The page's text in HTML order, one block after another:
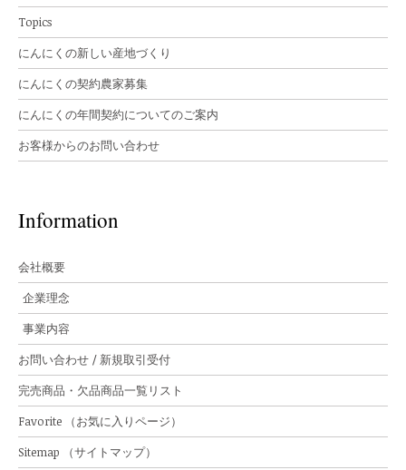
Topics
にんにくの新しい産地づくり
にんにくの契約農家募集
にんにくの年間契約についてのご案内
お客様からのお問い合わせ
Information
会社概要
企業理念
事業内容
お問い合わせ / 新規取引受付
完売商品・欠品商品一覧リスト
Favorite （お気に入りページ）
Sitemap （サイトマップ）